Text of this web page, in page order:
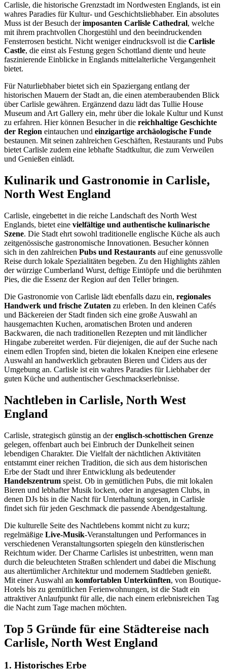
Carlisle, die historische Grenzstadt im Nordwesten Englands, ist ein
wahres Paradies für Kultur- und Geschichtsliebhaber. Ein absolutes
Muss ist der Besuch derimposanten Carlisle Cathedral, welche
mit ihrem prachtvollen Chorgestühl und den beeindruckenden
Fensterrosen besticht. Nicht weniger eindrucksvoll ist die Carlisle
Castle, die einst als Festung gegen Schottland diente und heute
faszinierende Einblicke in Englands mittelalterliche Vergangenheit
bietet.
Für Naturliebhaber bietet sich ein Spaziergang entlang der
historischen Mauern der Stadt an, die einen atemberaubenden Blick
über Carlisle gewähren. Ergänzend dazu lädt das Tullie House
Museum and Art Gallery ein, mehr über die lokale Kultur und Kunst
zu erfahren. Hier können Besucher in die reichhaltige Geschichte
der Region eintauchen und einzigartige archäologische Funde
bestaunen. Mit seinen zahlreichen Geschäften, Restaurants und Pubs
bietet Carlisle zudem eine lebhafte Stadtkultur, die zum Verweilen
und Genießen einlädt.
Kulinarik und Gastronomie in Carlisle,
North West England
Carlisle, eingebettet in die reiche Landschaft des North West
Englands, bietet eine vielfältige und authentische kulinarische
Szene. Die Stadt ehrt sowohl traditionelle englische Küche als auch
zeitgenössische gastronomische Innovationen. Besucher können
sich in den zahlreichen Pubs und Restaurants auf eine genussvolle
Reise durch lokale Spezialitäten begeben. Zu den Highlights zählen
der würzige Cumberland Wurst, deftige Eintöpfe und die berühmten
Pies, die die Essenz der Region auf den Teller bringen.
Die Gastronomie von Carlisle lädt ebenfalls dazu ein, regionales
Handwerk und frische Zutaten zu erleben. In den kleinen Cafés
und Bäckereien der Stadt finden sich eine große Auswahl an
hausgemachten Kuchen, aromatischen Broten und anderen
Backwaren, die nach traditionellen Rezepten und mit ländlicher
Hingabe zubereitet werden. Für diejenigen, die auf der Suche nach
einem edlen Tropfen sind, bieten die lokalen Kneipen eine erlesene
Auswahl an handwerklich gebrauten Bieren und Ciders aus der
Umgebung an. Carlisle ist ein wahres Paradies für Liebhaber der
guten Küche und authentischer Geschmackserlebnisse.
Nachtleben in Carlisle, North West
England
Carlisle, strategisch günstig an derenglisch-schottischen Grenze
gelegen, offenbart auch bei Einbruch der Dunkelheit seinen
lebendigen Charakter. Die Vielfalt der nächtlichen Aktivitäten
entstammt einer reichen Tradition, die sich aus dem historischen
Erbe der Stadt und ihrer Entwicklung als bedeutender
Handelszentrum speist. Ob in gemütlichen Pubs, die mit lokalen
Bieren und lebhafter Musik locken, oder in angesagten Clubs, in
denen DJs bis in die Nacht für Unterhaltung sorgen, in Carlisle
findet sich für jeden Geschmack die passende Abendgestaltung.
Die kulturelle Seite des Nachtlebens kommt nicht zu kurz;
regelmäßige Live-Musik-Veranstaltungen und Performances in
verschiedenen Veranstaltungsorten spiegeln den künstlerischen
Reichtum wider. Der Charme Carlisles ist unbestritten, wenn man
durch die beleuchteten Straßen schlendert und dabei die Mischung
aus altertümlicher Architektur und modernem Stadtleben genießt.
Mit einer Auswahl an komfortablen Unterkünften, von Boutique-
Hotels bis zu gemütlichen Ferienwohnungen, ist die Stadt ein
attraktiver Anlaufpunkt für alle, die nach einem erlebnisreichen Tag
die Nacht zum Tage machen möchten.
Top 5 Gründe für eine Städtereise nach
Carlisle, North West England
1. Historisches Erbe